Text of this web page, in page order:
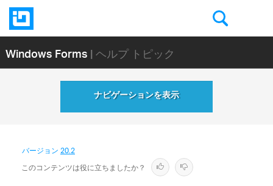
Windows Forms| ヘルプ トピック
ナビゲーションを表示
バージョン20.2
このコンテンツは役に立ちましたか？